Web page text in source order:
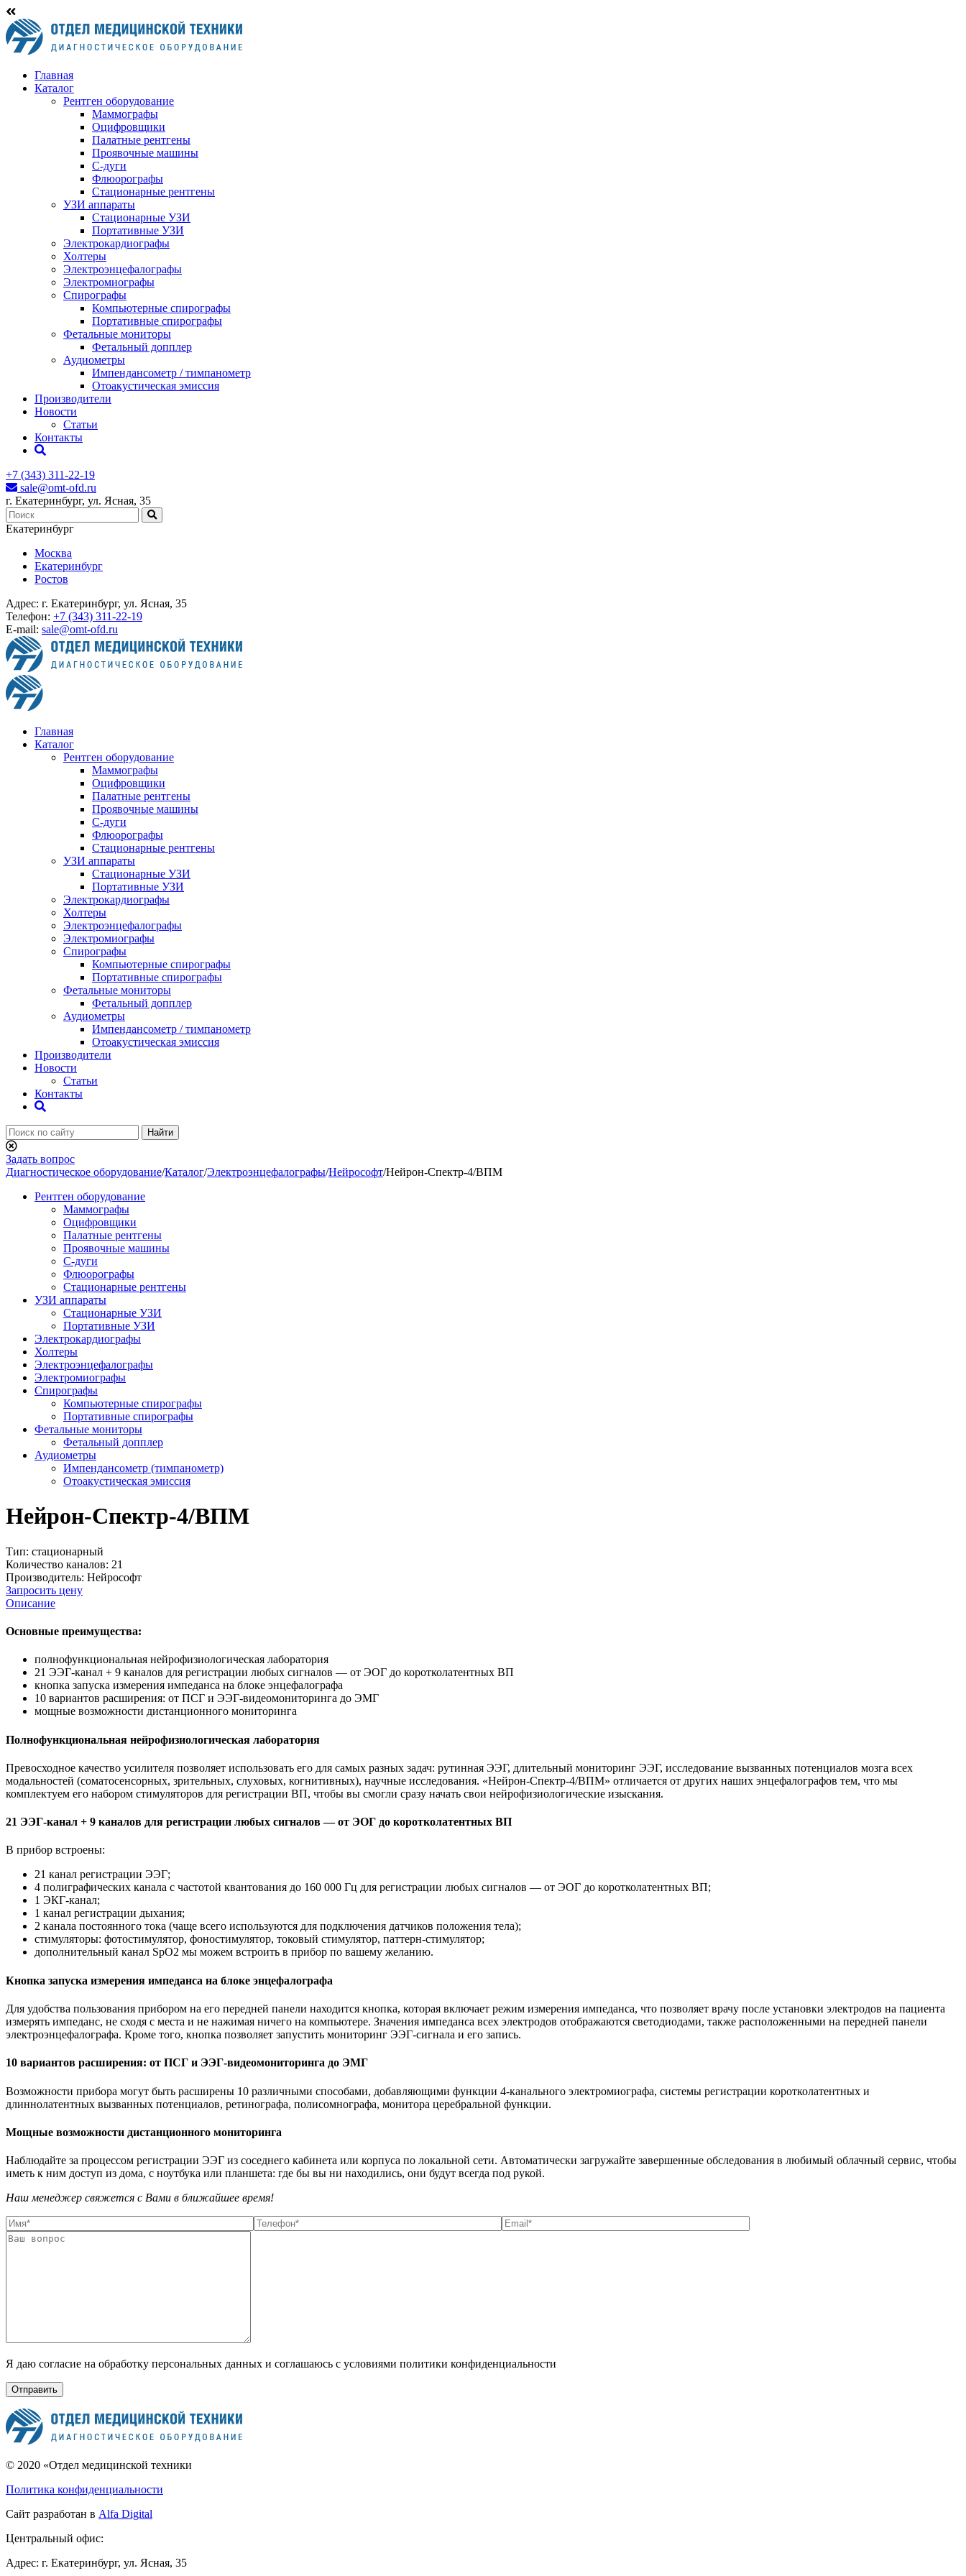
Главная
Каталог
Рентген оборудование
Маммографы
Оцифровщики
Палатные рентгены
Проявочные машины
С-дуги
Флюорографы
Стационарные рентгены
УЗИ аппараты
Стационарные УЗИ
Портативные УЗИ
Электрокардиографы
Холтеры
Электроэнцефалографы
Электромиографы
Спирографы
Компьютерные спирографы
Портативные спирографы
Фетальные мониторы
Фетальный допплер
Аудиометры
Импендансометр / тимпанометр
Отоакустическая эмиссия
Производители
Новости
Статьи
Контакты
+7 (343) 311-22-19
sale@omt-ofd.ru
г. Екатеринбург, ул. Ясная, 35
Екатеринбург
Москва
Екатеринбург
Ростов
Адрес: г. Екатеринбург, ул. Ясная, 35
Телефон: +7 (343) 311-22-19
E-mail: sale@omt-ofd.ru
Главная
Каталог
Рентген оборудование
Маммографы
Оцифровщики
Палатные рентгены
Проявочные машины
С-дуги
Флюорографы
Стационарные рентгены
УЗИ аппараты
Стационарные УЗИ
Портативные УЗИ
Электрокардиографы
Холтеры
Электроэнцефалографы
Электромиографы
Спирографы
Компьютерные спирографы
Портативные спирографы
Фетальные мониторы
Фетальный допплер
Аудиометры
Импендансометр / тимпанометр
Отоакустическая эмиссия
Производители
Новости
Статьи
Контакты
Найти
Задать вопрос
Диагностическое оборудование/Каталог/Электроэнцефалографы/Нейрософт/Нейрон-Спектр-4/ВПМ
Рентген оборудование
Маммографы
Оцифровщики
Палатные рентгены
Проявочные машины
С-дуги
Флюорографы
Стационарные рентгены
УЗИ аппараты
Стационарные УЗИ
Портативные УЗИ
Электрокардиографы
Холтеры
Электроэнцефалографы
Электромиографы
Спирографы
Компьютерные спирографы
Портативные спирографы
Фетальные мониторы
Фетальный допплер
Аудиометры
Импендансометр (тимпанометр)
Отоакустическая эмиссия
Нейрон-Спектр-4/ВПМ
Тип: стационарный
Количество каналов: 21
Производитель: Нейрософт
Запросить цену
Описание
Основные преимущества:
полнофункциональная нейрофизиологическая лаборатория
21 ЭЭГ-канал + 9 каналов для регистрации любых сигналов — от ЭОГ до коротколатентных ВП
кнопка запуска измерения импеданса на блоке энцефалографа
10 вариантов расширения: от ПСГ и ЭЭГ-видеомониторинга до ЭМГ
мощные возможности дистанционного мониторинга
Полнофункциональная нейрофизиологическая лаборатория
Превосходное качество усилителя позволяет использовать его для самых разных задач: рутинная ЭЭГ, длительный мониторинг ЭЭГ, исследование вызванных потенциалов мозга всех
модальностей (соматосенсорных, зрительных, слуховых, когнитивных), научные исследования. «Нейрон-Спектр-4/ВПМ» отличается от других наших энцефалографов тем, что мы
комплектуем его набором стимуляторов для регистрации ВП, чтобы вы смогли сразу начать свои нейрофизиологические изыскания.
21 ЭЭГ-канал + 9 каналов для регистрации любых сигналов — от ЭОГ до коротколатентных ВП
В прибор встроены:
21 канал регистрации ЭЭГ;
4 полиграфических канала с частотой квантования до 160 000 Гц для регистрации любых сигналов — от ЭОГ до коротколатентных ВП;
1 ЭКГ-канал;
1 канал регистрации дыхания;
2 канала постоянного тока (чаще всего используются для подключения датчиков положения тела);
стимуляторы: фотостимулятор, фоностимулятор, токовый стимулятор, паттерн-стимулятор;
дополнительный канал SpO2 мы можем встроить в прибор по вашему желанию.
Кнопка запуска измерения импеданса на блоке энцефалографа
Для удобства пользования прибором на его передней панели находится кнопка, которая включает режим измерения импеданса, что позволяет врачу после установки электродов на пациента
измерять импеданс, не сходя с места и не нажимая ничего на компьютере. Значения импеданса всех электродов отображаются светодиодами, также расположенными на передней панели
электроэнцефалографа. Кроме того, кнопка позволяет запустить мониторинг ЭЭГ-сигнала и его запись.
10 вариантов расширения: от ПСГ и ЭЭГ-видеомониторинга до ЭМГ
Возможности прибора могут быть расширены 10 различными способами, добавляющими функции 4-канального электромиографа, системы регистрации коротколатентных и
длиннолатентных вызванных потенциалов, ретинографа, полисомнографа, монитора церебральной функции.
Мощные возможности дистанционного мониторинга
Наблюдайте за процессом регистрации ЭЭГ из соседнего кабинета или корпуса по локальной сети. Автоматически загружайте завершенные обследования в любимый облачный сервис, чтобы
иметь к ним доступ из дома, с ноутбука или планшета: где бы вы ни находились, они будут всегда под рукой.
Наш менеджер свяжется с Вами в ближайшее время!
Я даю согласие на обработку персональных данных и соглашаюсь с условиями политики конфиденциальности
© 2020 «Отдел медицинской техники
Политика конфиденциальности
Сайт разработан в Alfa Digital
Центральный офис:
Адрес: г. Екатеринбург, ул. Ясная, 35